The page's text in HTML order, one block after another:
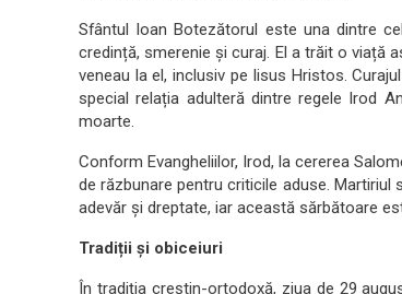
Sfântul Ioan Botezătorul este una dintre
credință, smerenie și curaj. El a trăit o viață
veneau la el, inclusiv pe Iisus Hristos.
special relația adulteră dintre regele Irod
moarte.
Conform Evangheliilor, Irod, la cererea
de răzbunare pentru criticile aduse.
adevăr și dreptate, iar această sărbătoare
Tradiții și obiceiuri
În tradiția creștin-ortodoxă, ziua de 29